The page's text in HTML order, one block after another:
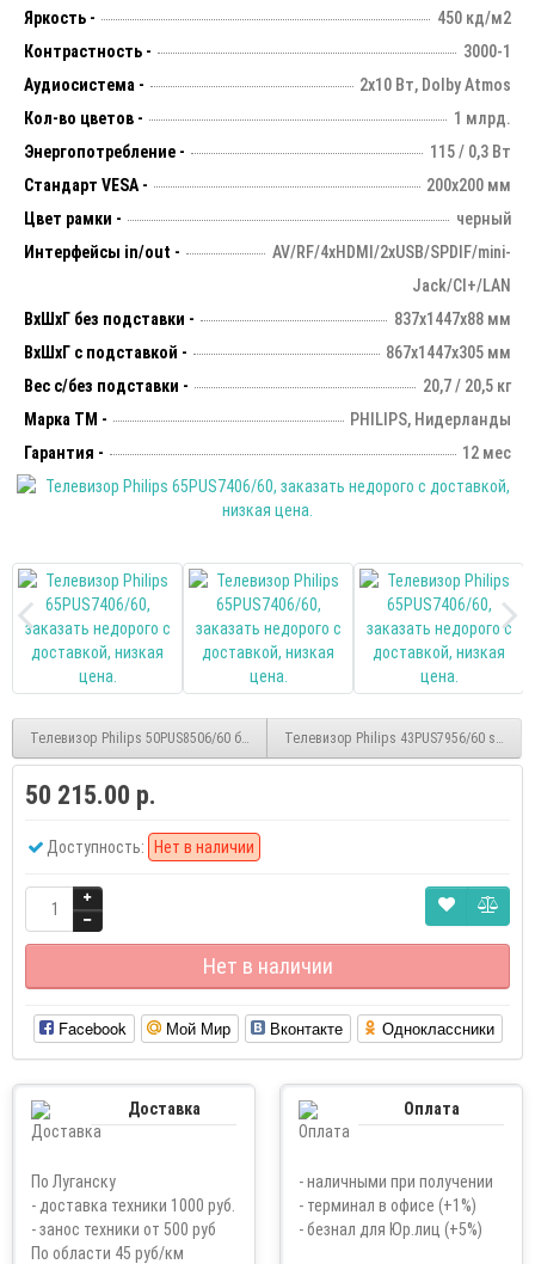
Яркость -
450 кд/м2
Контрастность -
3000-1
Аудиосистема -
2х10 Вт, Dolby Atmos
Кол-во цветов -
1 млрд.
Энергопотребление -
115 / 0,3 Вт
Стандарт VESA -
200х200 мм
Цвет рамки -
черный
Интерфейсы in/out -
AV/RF/4xHDMI/2xUSB/SPDIF/mini-
Jack/CI+/LAN
ВхШхГ без подставки -
837х1447х88 мм
ВхШхГ с подставкой -
867x1447x305 мм
Вес с/без подставки -
20,7 / 20,5 кг
Марка ТМ -
PHILIPS, Нидерланды
Гарантия -
12 мес
Телевизор Philips 50PUS8506/60 безрамочный UHD 4K Ambilight
Телевизор Philips 43PUS7956/60 smart
50 215.00 р.
Доступность: Нет в наличии
Нет в наличии
Facebook Мой Мир Вконтакте Одноклассники
Доставка
По Луганску
- доставка техники 1000 руб.
- занос техники от 500 руб
По области 45 руб/км
Оплата
- наличными при получении
- терминал в офисе (+1%)
- безнал для Юр.лиц (+5%)